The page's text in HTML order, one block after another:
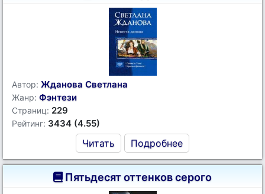
Автор: Жданова Светлана
Жанр: Фэнтези
Страниц: 229
Рейтинг: 3434 (4.55)
Читать Подробнее
Пятьдесят оттенков серого